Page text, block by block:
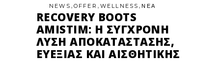
NEWS , OFFER , WELLNESS ,ΝΕΑ
RECOVERY BOOTS
AMISTIM: Η ΣΎΓΧΡΟΝΗ
ΛΎΣΗ ΑΠΟΚΑΤΆΣΤΑΣΗΣ,
ΕΥΕΞΊΑΣ ΚΑΙ ΑΙΣΘΗΤΙΚΉΣ